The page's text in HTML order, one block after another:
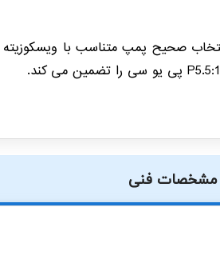
صحیح پمپ متناسب با ویسکوزیته
مشخصات فنی